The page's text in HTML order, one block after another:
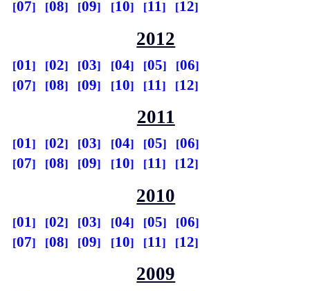
07
08 09 10 11 12
2012
01 02 03 04 05
06
07
08 09 10 11 12
2011
01 02 03 04 05
06
07
08 09 10 11 12
2010
01 02 03 04 05
06
07
08 09 10 11 12
2009